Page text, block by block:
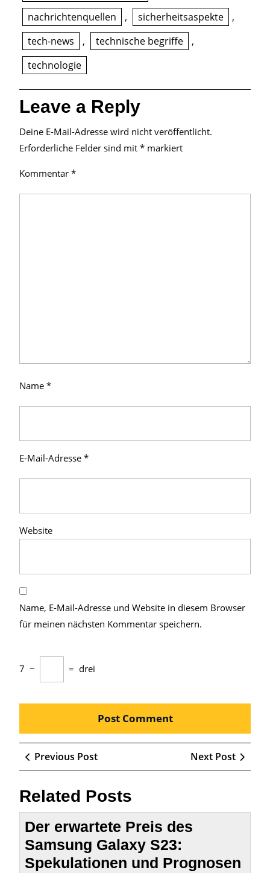
nachrichtenquellen
, sicherheitsaspekte
,
tech-news
, technische begriffe
,
technologie
Leave a Reply
Deine E-Mail-Adresse wird nicht veröffentlicht.
Erforderliche Felder sind mit * markiert
Kommentar *
Name *
E-Mail-Adresse *
Website
Name, E-Mail-Adresse und Website in diesem Browser
für meinen nächsten Kommentar speichern.
7 − = drei
Beitragsnavigation
Previous PostPrevious
Post
Next Post
Next
Post
Related Posts
Der erwartete Preis des
Samsung Galaxy S23:
Spekulationen und Prognosen